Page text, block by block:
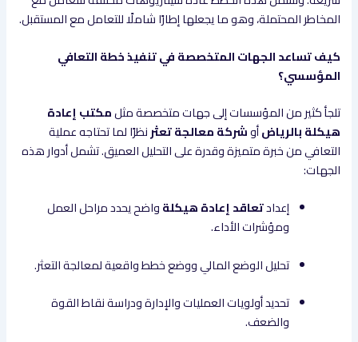
المخاطر المحتملة، وهو ما يجعلها إطارًا شاملًا للتعامل مع المستقبل.
كيف تساعد الجهات المتخصصة في تنفيذ خطة التعافي
المؤسسي؟
تلجأ كثير من المؤسسات إلى جهات متخصصة مثلمكتب إعادة
هيكلة بالرياضأوشركة معالجة تعثرنظرًا لما تحتاجه عملية
التعافي من خبرة متميزة وقدرة على التحليل العميق. تشمل أدوار هذه
الجهات:
إعدادتعاقد إعادة هيكلةواضح يحدد مراحل العمل
ومؤشرات الأداء.
تحليل الوضع المالي ووضع خطط واقعية لمعالجة التعثر.
تحديد أولويات العمليات والإدارة ودراسة نقاط القوة
والضعف.